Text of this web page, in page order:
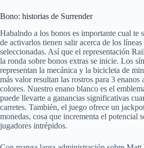
Bono: historias de Surrender
Habalndo a los bonos es importante cual te
de activarlos tienen salir acerca de los
seleccionadas. Así que el representación
la ronda sobre bonos extras se inicie. Los
representan la mecánica y la bicicleta de
más valor resultan las rostros para 3 enanos
colores. Nuestro enano blanco es el
puede llevarte a ganancias significativas
carretes. También, el juego ofrece un
monedas, cosa que incrementa el potencial
jugadores intrépidos.